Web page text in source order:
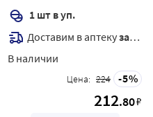
1 шт в уп.
Доставим в аптекузавтра
В наличии
Цена: 224 5
212.80₽